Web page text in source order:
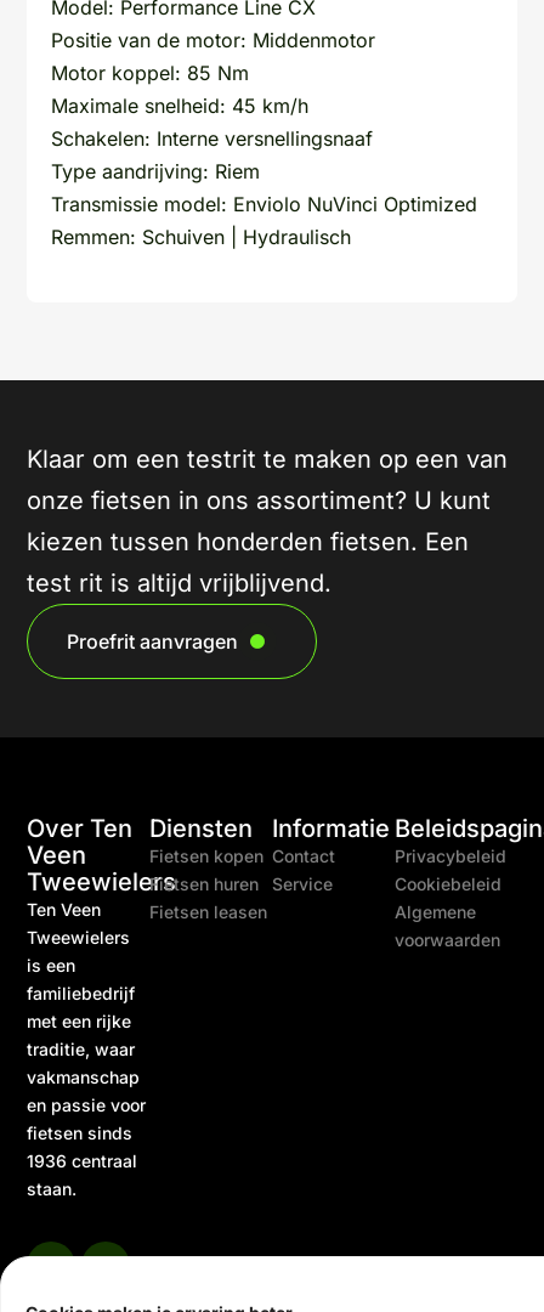
Model: Performance Line CX
Positie van de motor: Middenmotor
Motor koppel: 85 Nm
Maximale snelheid: 45 km/h
Schakelen: Interne versnellingsnaaf
Type aandrijving: Riem
Transmissie model: Enviolo NuVinci Optimized
Remmen: Schuiven | Hydraulisch
Klaar om een testrit te maken op een van
onze fietsen in ons assortiment? U kunt
kiezen tussen honderden fietsen. Een
test rit is altijd vrijblijvend.
Proefrit aanvragen
Over Ten
Veen
Tweewielers
Ten Veen
Tweewielers
is een
familiebedrijf
met een rijke
traditie, waar
vakmanschap
en passie voor
fietsen sinds
1936 centraal
staan.
Diensten
Fietsen kopen
Fietsen huren
Fietsen leasen
Informatie
Contact
Service
Privacybeleid
Cookiebeleid
Algemene
voorwaarden